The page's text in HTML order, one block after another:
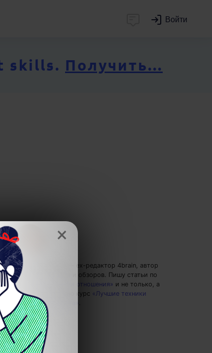
Войти
skills. Получить...
Сергей Крутько
— ex-редактор 4brain, автор
тренингов, статей и обзоров. Пишу статьи по
теме
«Лидерство и отношения» и не только, а
также рекомендую курс «Лучшие техники
тайм-менеджмента» .
×